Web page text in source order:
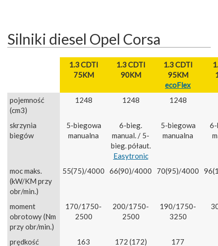
Silniki diesel Opel Corsa
1.3 CDTI
75KM
1.3 CDTI
90KM
1.3 CDTI
95KM
ecoFlex
pojemność
(cm3)
1248 1248 1248
skrzynia
biegów
5-biegowa
manualna
6-bieg.
manual. / 5-
bieg. półaut.
Easytronic
5-biegowa
manualna
6-
moc maks.
(kW/KM przy
obr/min.)
55(75)/4000 66(90)/4000 70(95)/4000
moment
obrotowy (Nm
przy obr/min.)
170/1750-
2500
200/1750-
2500
190/1750-
3250
prędkość
163 172 (172) 177